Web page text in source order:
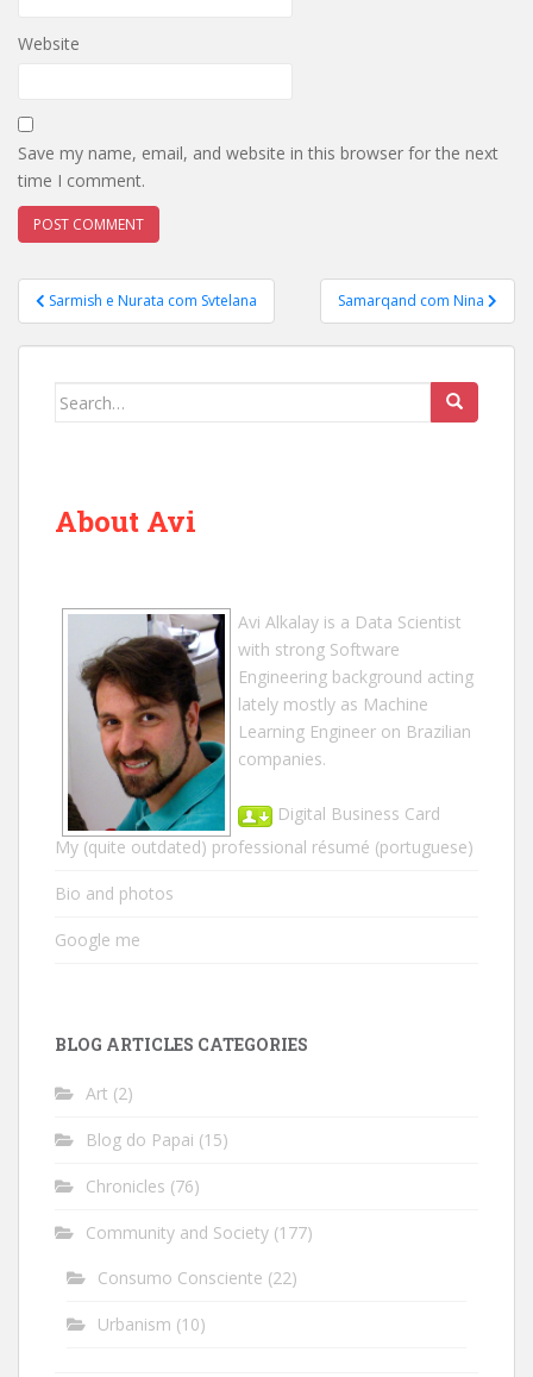
Website
Save my name, email, and website in this browser for the next
time I comment.
Post
navigation
Sarmish e Nurata com Svtelana Samarqand com Nina
Search
About Avi
Avi Alkalay is a Data Scientist
with strong Software
Engineering background acting
lately mostly as Machine
Learning Engineer on Brazilian
companies.
Digital Business Card
My (quite outdated) professional résumé (portuguese)
Bio and photos
Google me
BLOG ARTICLES CATEGORIES
Art (2)
Blog do Papai (15)
Chronicles (76)
Community and Society (177)
Consumo Consciente (22)
Urbanism (10)